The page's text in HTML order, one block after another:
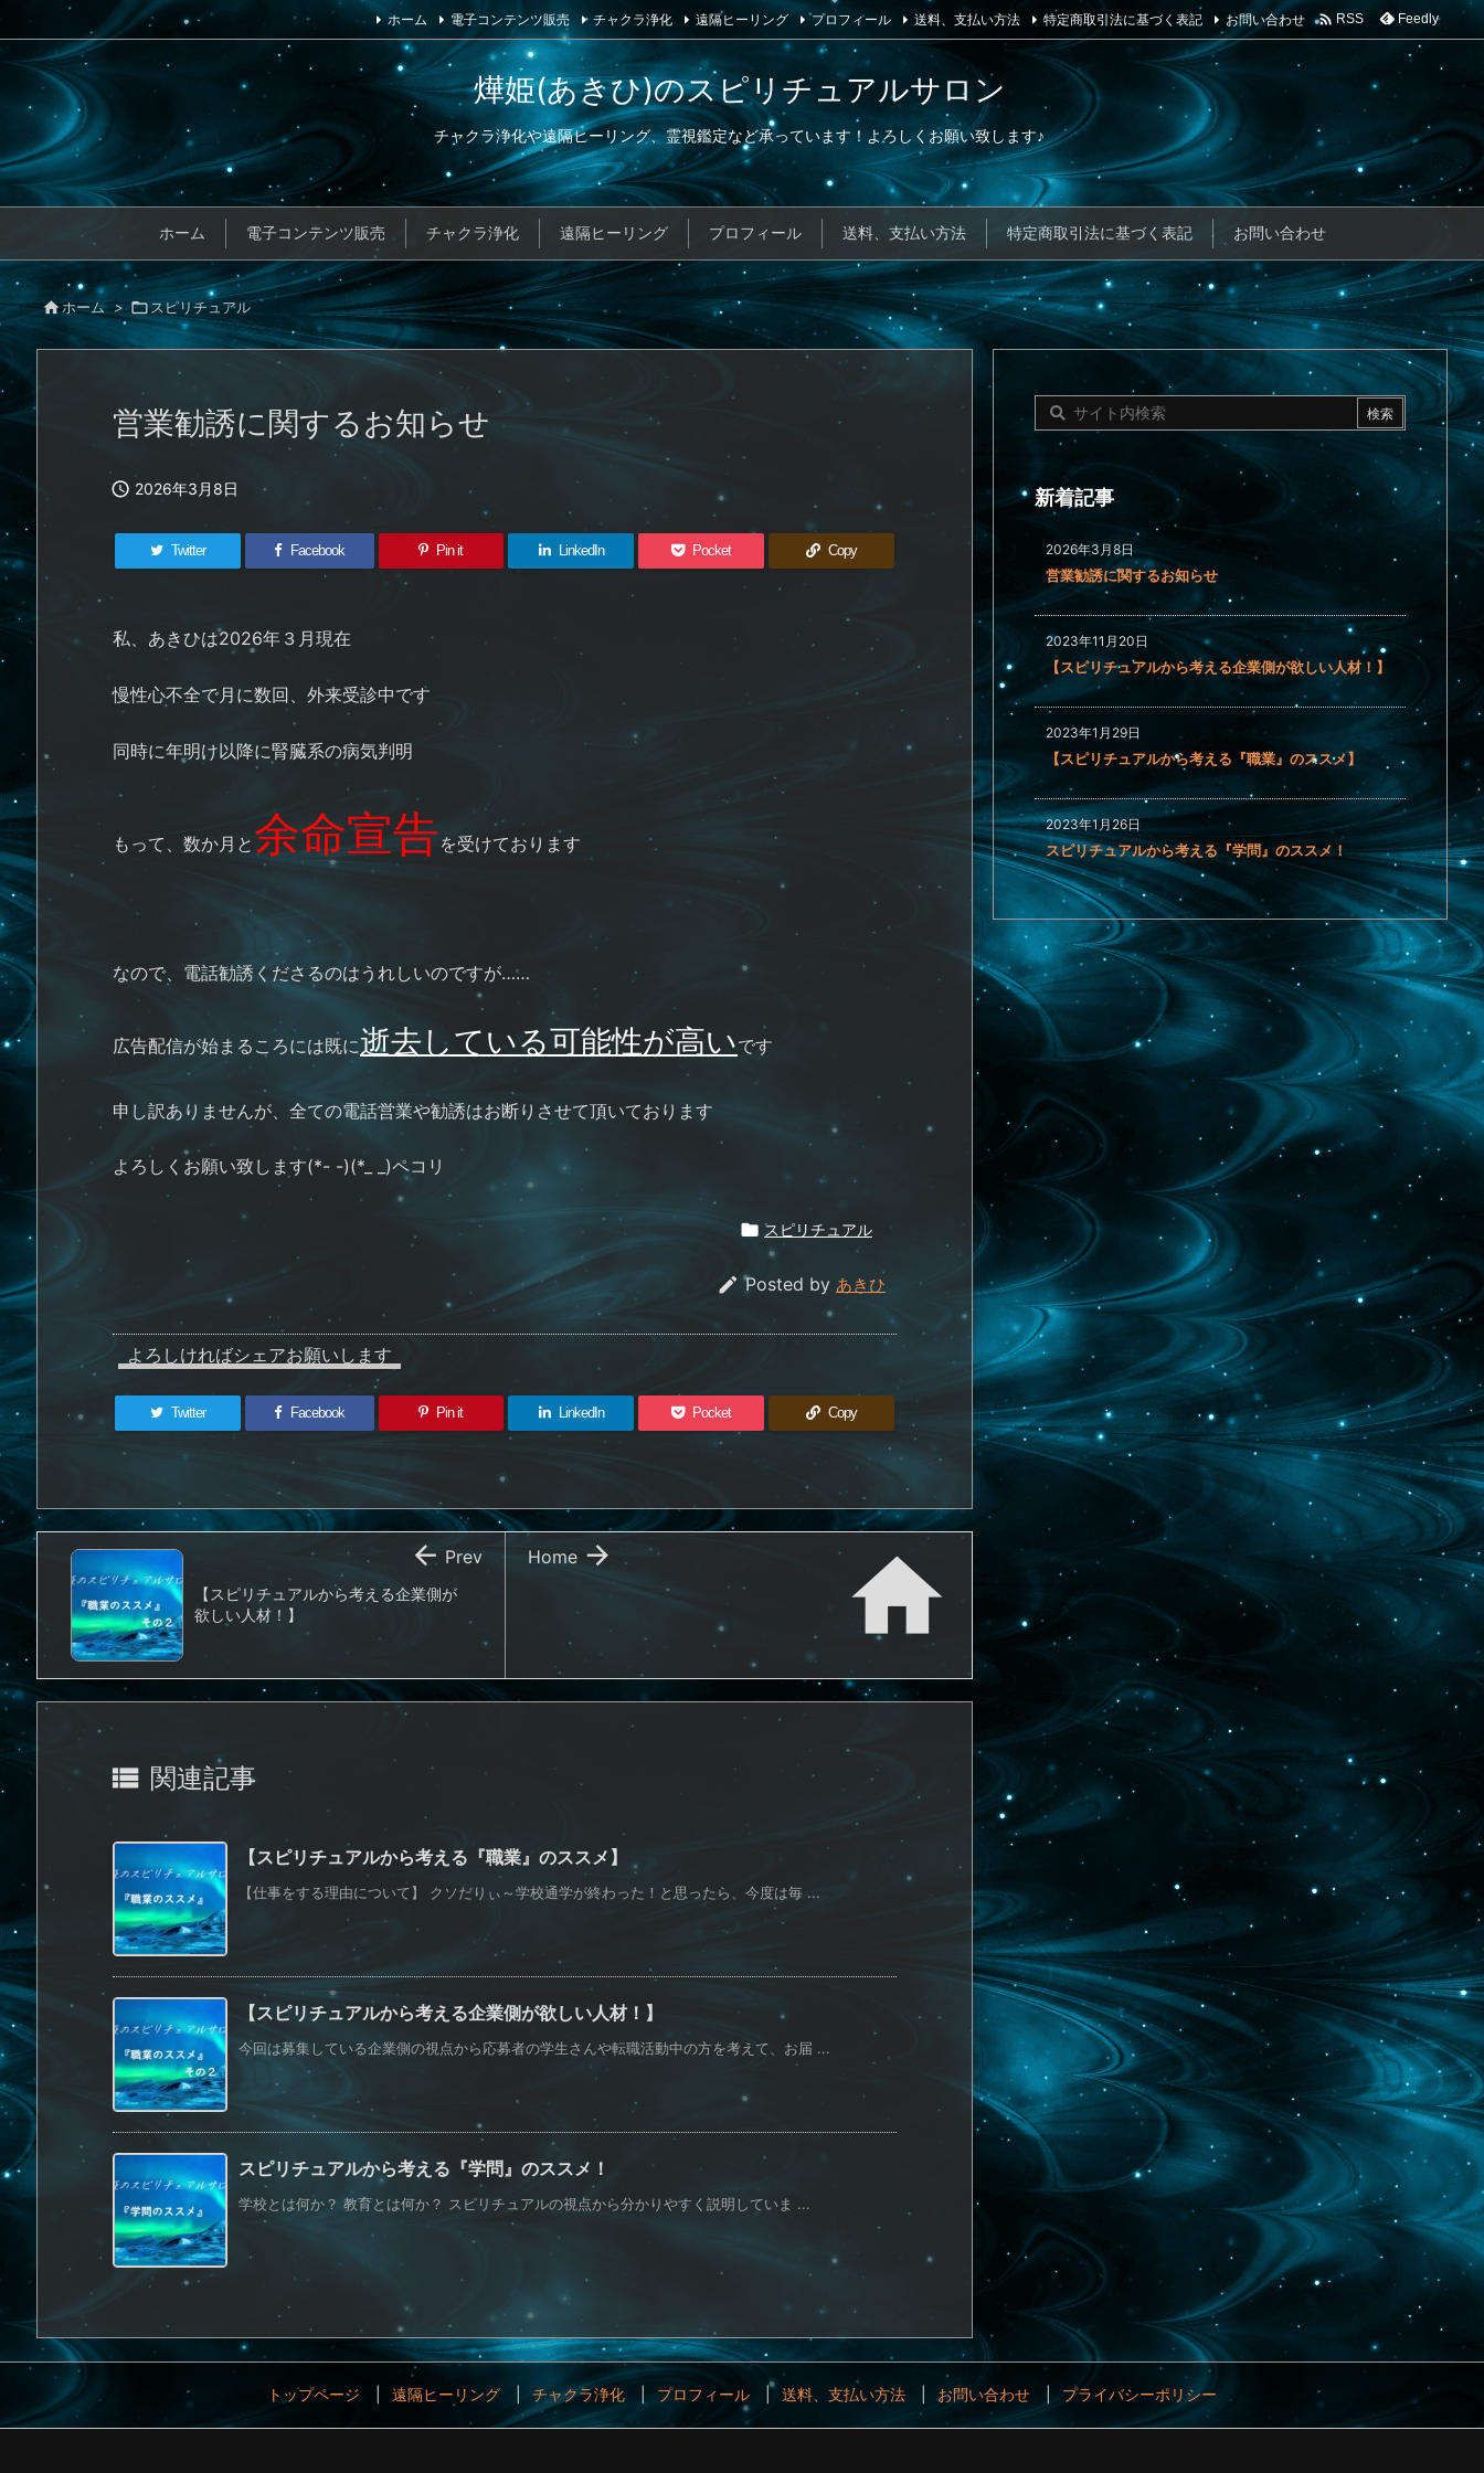
燁姫(あきひ)のスピリチュアルサロン
チャクラ浄化や遠隔ヒーリング、霊視鑑定など承っています！よろしくお願い致します♪
ホーム 電子コンテンツ販売 チャクラ浄化 遠隔ヒーリング プロフィール 送料、支払い方法 特定商取引法に基づく表記 お問い合わせ
ホーム 電子コンテンツ販売 チャクラ浄化 遠隔ヒーリング プロフィール 送料、支払い方法 特定商取引法に基づく表記 お問い合わせ  RSS Feedly
ホーム > スピリチュアル
営業勧誘に関するお知らせ
 2026年3月8日
Twitter Facebook Pin it LinkedIn Pocket Copy
私、あきひは2026年３月現在
慢性心不全で月に数回、外来受診中です
同時に年明け以降に腎臓系の病気判明
もって、数か月と 余命宣告を受けております
なので、電話勧誘くださるのはうれしいのですが……
広告配信が始まるころには既に逝去している可能性が高いです
申し訳ありませんが、全ての電話営業や勧誘はお断りさせて頂いております
よろしくお願い致します(*- -)(*_ _)ペコリ
 スピリチュアル
 Posted by あきひ
よろしければシェアお願いします
Twitter Facebook Pin it LinkedIn Pocket Copy


Home
【スピリチュアルから考える企業側が
欲しい人材！】
 Prev
 関連記事
【スピリチュアルから考える『職業』のススメ】
【仕事をする理由について】 クソだりぃ～学校通学が終わった！と思ったら、今度は毎 ...
【スピリチュアルから考える企業側が欲しい人材！】
今回は募集している企業側の視点から応募者の学生さんや転職活動中の方を考えて、お届 ...
スピリチュアルから考える『学問』のススメ！
学校とは何か？ 教育とは何か？ スピリチュアルの視点から分かりやすく説明していま ...
新着記事
2026年3月8日
営業勧誘に関するお知らせ
2023年11月20日
【スピリチュアルから考える企業側が欲しい人材！】
2023年1月29日
【スピリチュアルから考える『職業』のススメ】
2023年1月26日
スピリチュアルから考える『学問』のススメ！
トップページ 遠隔ヒーリング チャクラ浄化 プロフィール 送料、支払い方法 お問い合わせ プライバシーポリシー